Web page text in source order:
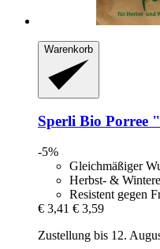
Warenkorb
Sperli Bio Porree
-5%
Gleichmäßiger
Herbst- &
Resistent gegen
€ 3,41 € 3,59
Zustellung bis 12.